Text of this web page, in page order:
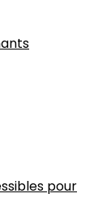
pour